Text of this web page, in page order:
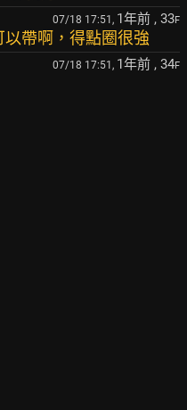
07/18 17:51, 1年前 , 33F
帶啊，得點圈很強
07/18 17:51, 1年前 , 34F